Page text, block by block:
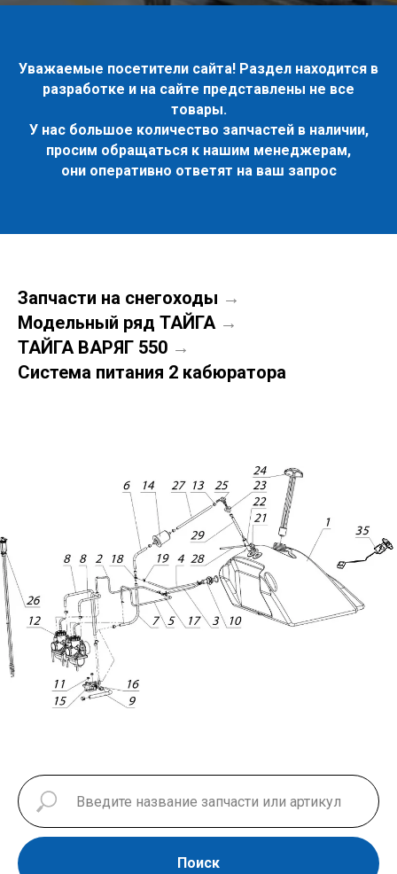
Уважаемые посетители сайта! Раздел находится в
разработке и на сайте представлены не все
товары.
У нас большое количество запчастей в наличии,
просим обращаться к нашим менеджерам,
они оперативно ответят на ваш запрос
Запчасти на снегоходы →
Модельный ряд ТАЙГА →
ТАЙГА ВАРЯГ 550 →
Система питания 2 кабюратора
Поиск